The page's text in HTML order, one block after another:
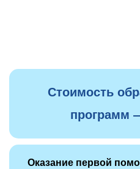
Стоимость
программ
Оказание первой